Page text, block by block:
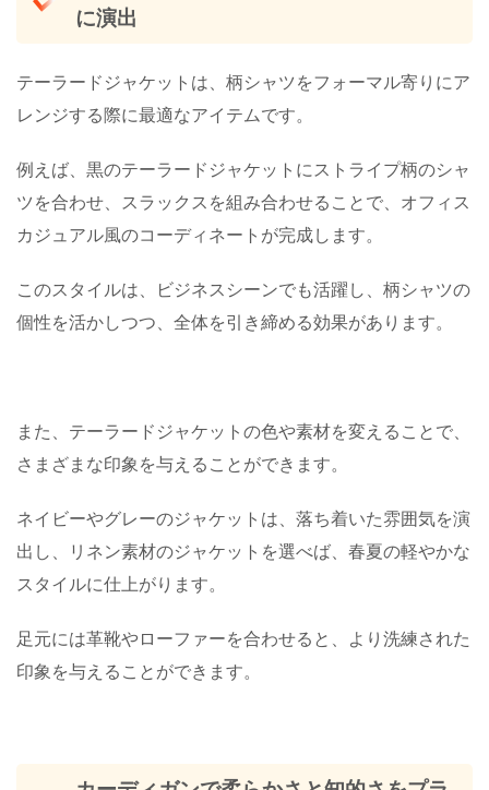
に演出
テーラードジャケットは、柄シャツをフォーマル寄りにア
レンジする際に最適なアイテムです。
例えば、黒のテーラードジャケットにストライプ柄のシャ
ツを合わせ、スラックスを組み合わせることで、オフィス
カジュアル風のコーディネートが完成します。
このスタイルは、ビジネスシーンでも活躍し、柄シャツの
個性を活かしつつ、全体を引き締める効果があります。
また、テーラードジャケットの色や素材を変えることで、
さまざまな印象を与えることができます。
ネイビーやグレーのジャケットは、落ち着いた雰囲気を演
出し、リネン素材のジャケットを選べば、春夏の軽やかな
スタイルに仕上がります。
足元には革靴やローファーを合わせると、より洗練された
印象を与えることができます。